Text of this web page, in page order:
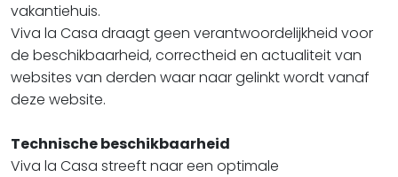
vakantiehuis.
Viva la Casa draagt geen verantwoordelijkheid voor
de beschikbaarheid, correctheid en actualiteit van
websites van derden waar naar gelinkt wordt vanaf
deze website.
Technische beschikbaarheid
Viva la Casa streeft naar een optimale